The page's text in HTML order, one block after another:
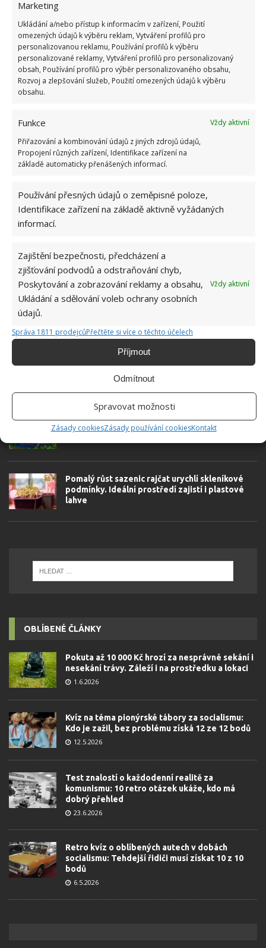
Marketing
Ukládání a/nebo přístup k informacím v zařízení, Použití
omezených údajů k výběru reklam, Vytváření profilů pro
personalizovanou reklamu, Používání profilů k výběru
personalizované reklamy, Vytváření profilů pro personalizovaný
obsah, Používání profilů pro výběr personalizovaného obsahu,
Rozvoj a zlepšování služeb, Použití omezených údajů k výběru
obsahu.
Funkce
Vždy aktivní
Přiřazování a kombinování údajů z jiných zdrojů údajů,
Propojení různých zařízení, Identifikace zařízení na
základě automaticky přenášených informací.
Používání přesných údajů o zeměpisné poloze,
Identifikace zařízení na základě aktivně vyžádaných
informací.
Zajištění bezpečnosti, předcházení a
zjišťování podvodů a odstraňování chyb,
Poskytování a zobrazování reklamy a obsahu,
Ukládání a sdělování voleb ochrany osobních
údajů.
Vždy aktivní
Správa 1811 prodejcůPřečtěte si více o těchto účelech
Příjmout
Odmítnout
Spravovat možnosti
Zásady cookiesZásady používání cookiesKontakt
Obrázek:pixabay.com
FÓLIOVNÍK PAPRIKY RAJČATA
SOUVISEJÍCÍ ČLÁNKY
Podpořte bohatou úrodu rajčat vhodnými
přírodními hnojivy. Bez problému je připravíte
na své zahrádce
Sklizeň pouze samých zralých rajčat: Stačí
rostlině pomoci touto snadnou fintou
Pomalý růst sazenic rajčat urychlí skleníkové
podmínky. Ideální prostředí zajistí i plastové
lahve
OBLÍBENÉ ČLÁNKY
Pokuta až 10 000 Kč hrozí za nesprávné sekání i
nesekání trávy. Záleží i na prostředku a lokaci
1.6.2026
Kvíz na téma pionýrské tábory za socialismu:
Kdo je zažil, bez problému získá 12 ze 12 bodů
12.5.2026
Test znalostí o každodenní realitě za
komunismu: 10 retro otázek ukáže, kdo má
dobrý přehled
23.6.2026
Retro kvíz o oblíbených autech v dobách
socialismu: Tehdejší řidiči musí získat 10 z 10
bodů
6.5.2026